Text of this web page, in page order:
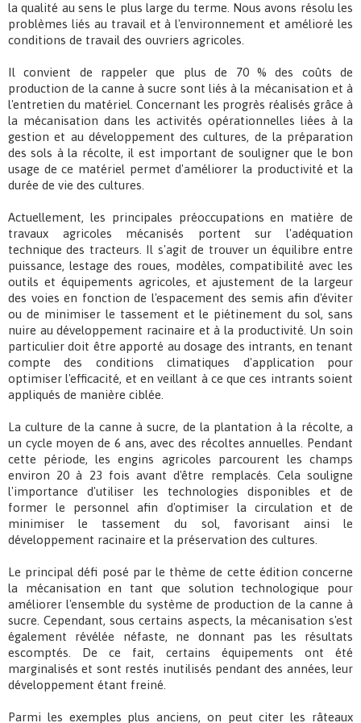
la qualité au sens le plus large du terme. Nous avons résolu les
problèmes liés au travail et à l'environnement et amélioré les
conditions de travail des ouvriers agricoles.
Il convient de rappeler que plus de 70 % des coûts de
production de la canne à sucre sont liés à la mécanisation et à
l'entretien du matériel. Concernant les progrès réalisés grâce à
la mécanisation dans les activités opérationnelles liées à la
gestion et au développement des cultures, de la préparation
des sols à la récolte, il est important de souligner que le bon
usage de ce matériel permet d'améliorer la productivité et la
durée de vie des cultures.
Actuellement, les principales préoccupations en matière de
travaux agricoles mécanisés portent sur l'adéquation
technique des tracteurs. Il s'agit de trouver un équilibre entre
puissance, lestage des roues, modèles, compatibilité avec les
outils et équipements agricoles, et ajustement de la largeur
des voies en fonction de l'espacement des semis afin d'éviter
ou de minimiser le tassement et le piétinement du sol, sans
nuire au développement racinaire et à la productivité. Un soin
particulier doit être apporté au dosage des intrants, en tenant
compte des conditions climatiques d'application pour
optimiser l'efficacité, et en veillant à ce que ces intrants soient
appliqués de manière ciblée.
La culture de la canne à sucre, de la plantation à la récolte, a
un cycle moyen de 6 ans, avec des récoltes annuelles. Pendant
cette période, les engins agricoles parcourent les champs
environ 20 à 23 fois avant d'être remplacés. Cela souligne
l'importance d'utiliser les technologies disponibles et de
former le personnel afin d'optimiser la circulation et de
minimiser le tassement du sol, favorisant ainsi le
développement racinaire et la préservation des cultures.
Le principal défi posé par le thème de cette édition concerne
la mécanisation en tant que solution technologique pour
améliorer l'ensemble du système de production de la canne à
sucre. Cependant, sous certains aspects, la mécanisation s'est
également révélée néfaste, ne donnant pas les résultats
escomptés. De ce fait, certains équipements ont été
marginalisés et sont restés inutilisés pendant des années, leur
développement étant freiné.
Parmi les exemples plus anciens, on peut citer les râteaux